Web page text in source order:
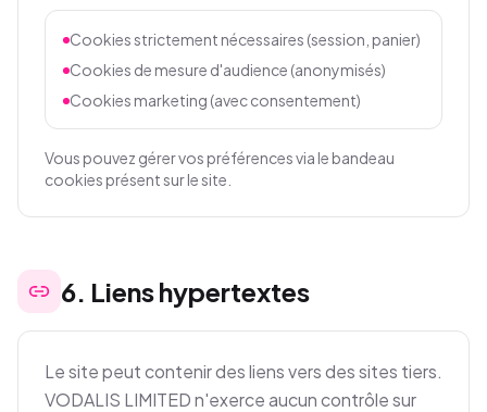
Cookies strictement nécessaires (session, panier)
Cookies de mesure d'audience (anonymisés)
Cookies marketing (avec consentement)
Vous pouvez gérer vos préférences via le bandeau
cookies présent sur le site.
6. Liens hypertextes
Le site peut contenir des liens vers des sites tiers.
VODALIS LIMITED n'exerce aucun contrôle sur